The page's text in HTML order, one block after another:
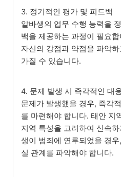
3. 정기적인 평가 및 피드백
알바생의 업무 수행 능력을
백을 제공하는 과정이 필요
자신의 강점과 약점을 파악
가질 수 있습니다.
4. 문제 발생 시 즉각적인 대
문제가 발생했을 경우, 즉각
를 마련해야 합니다. 태안 지
지역 특성을 고려하여 신속
생이 범죄에 연루되었을 경
실 관계를 파악해야 합니다.